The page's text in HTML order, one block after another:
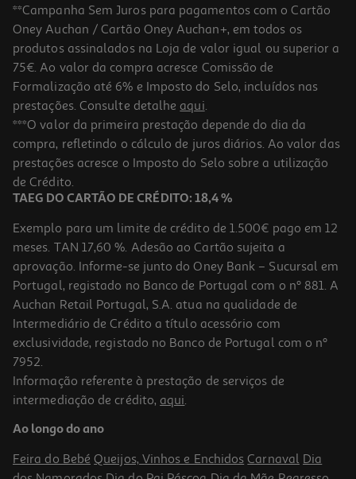
Caneta De Feltro Auchan Preta
0.59 €/un
0,59 €
Conjunto De 10 Canetas De Feltro Auchan Ponta Fina 0.4mm
4.99 €/un
4,99 €
**Campanha Sem Juros para pagamentos com o Cartão
Oney Auchan / Cartão Oney Auchan+, em todos os
produtos assinalados na Loja de valor igual ou superior a
75€. Ao valor da compra acresce Comissão de
Formalização até 6% e Imposto do Selo, incluídos nas
prestações. Consulte detalhe aqui.
***O valor da primeira prestação depende do dia da
compra, refletindo o cálculo de juros diários. Ao valor das
prestações acresce o Imposto do Selo sobre a utilização
de Crédito.
TAEG DO CARTÃO DE CRÉDITO: 18,4 %
Exemplo para um limite de crédito de 1.500€ pago em 12
meses. TAN 17,60 %. Adesão ao Cartão sujeita a
aprovação. Informe-se junto do Oney Bank – Sucursal em
Portugal, registado no Banco de Portugal com o nº 881. A
Auchan Retail Portugal, S.A. atua na qualidade de
Intermediário de Crédito a título acessório com
exclusividade, registado no Banco de Portugal com o nº
7952.
Informação referente à prestação de serviços de
intermediação de crédito, aqui.
Ao longo do ano
Feira do Bebé Queijos, Vinhos e Enchidos Carnaval Dia